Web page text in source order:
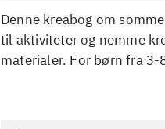
Denne kreabog om
til aktiviteter og nemme
materialer. For børn fra 3-